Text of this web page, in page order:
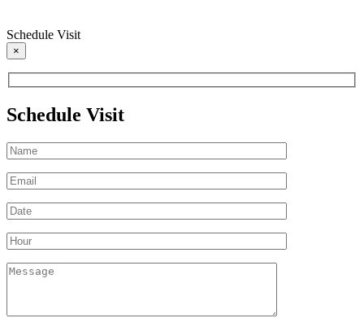
Schedule Visit
×
Schedule Visit